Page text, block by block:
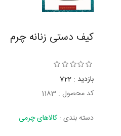
کیف دستی زنانه چرم
بازدید : 722
کد محصول : 1183
دسته بندی : کالاهای چرمی